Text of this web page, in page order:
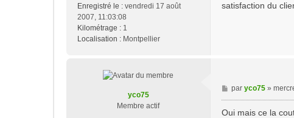
Enregistré le : vendredi 17 août
2007, 11:03:08
Kilométrage : 1
Localisation : Montpellier
g
satisfaction du
yco75
Membre actif
M
e
s
par yco75»
Oui mais ce la